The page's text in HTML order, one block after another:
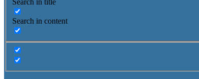
Search in content